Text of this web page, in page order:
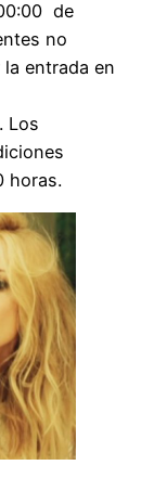
de
no
entrada en
. Los
horas.